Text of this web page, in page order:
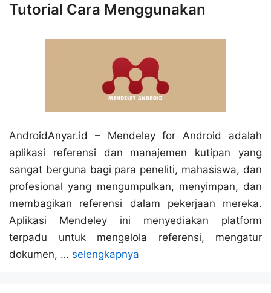
Tutorial Cara Menggunakan
AndroidAnyar.id – Mendeley for Android adalah
aplikasi referensi dan manajemen kutipan yang
sangat berguna bagi para peneliti, mahasiswa, dan
profesional yang mengumpulkan, menyimpan, dan
membagikan referensi dalam pekerjaan mereka.
Aplikasi Mendeley ini menyediakan platform
terpadu untuk mengelola referensi, mengatur
dokumen, … selengkapnya